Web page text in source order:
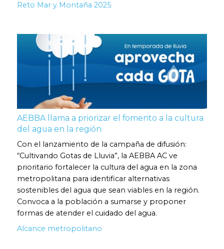
Reto Mar y Montaña 2025
AEBBA llama a priorizar el fomento a la cultura
del agua en la región
Con el lanzamiento de la campaña de difusión:
“Cultivando Gotas de Lluvia”, la AEBBA AC ve
prioritario fortalecer la cultura del agua en la zona
metropolitana para identificar alternativas
sostenibles del agua que sean viables en la región.
Convoca a la población a sumarse y proponer
formas de atender el cuidado del agua.
Alcance metropolitano